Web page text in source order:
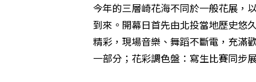
今年的三層崎花海不同於一般花展，
到來。開幕日首先由北投當地歷史悠
精彩，現場音樂、舞蹈不斷電，充滿
一部分；花彩調色盤：寫生比賽同步